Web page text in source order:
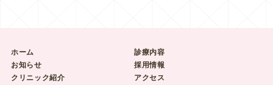
ホーム
お知らせ
クリニック紹介
診療内容
採用情報
アクセス